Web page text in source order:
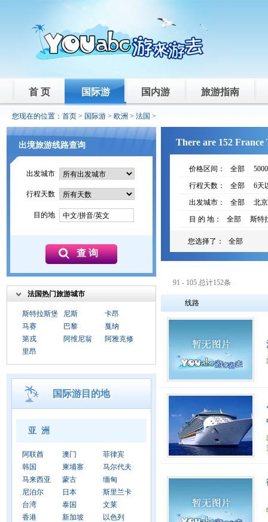
首 页 国际游 国内游 旅游指南
您现在的位置： 首页 > 国际游 > 欧洲 > 法国 >
出境旅游线路查询
出发城市
行程天数
目的地 中文/拼音/英文
法国热门旅游城市
斯特拉斯堡 尼斯
卡昂
马赛
巴黎
戛纳
第戎
阿维尼翁
阿雅克修
里昂
国际游目的地
亚 洲
阿联酋 澳门
菲律宾
韩国
柬埔寨
马尔代夫
马来西亚
蒙古
缅甸
尼泊尔
日本
斯里兰卡
台湾
泰国
文莱
香港
新加坡
以色列
There are 152
价格区间： 全部
行程天数：
全部
6天
出发城市：
全部
北京
目 的 地：
全部 斯特
您选择了： 全部
91 - 105 总计152条
线路